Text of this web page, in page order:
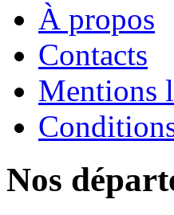
À propos
Contacts
Mentions
Nos